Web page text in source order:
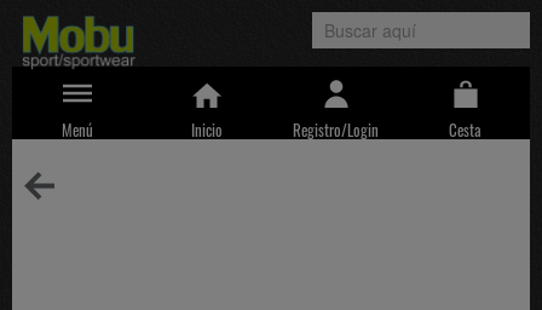
Menú Inicio Registro/Login Cesta